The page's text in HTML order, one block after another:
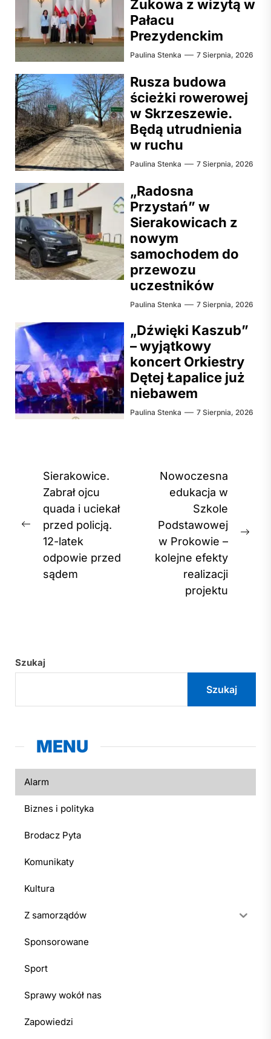
Żukowa z wizytą w
Pałacu
Prezydenckim
Paulina Stenka 7 Sierpnia, 2026
Rusza budowa
ścieżki rowerowej
w Skrzeszewie.
Będą utrudnienia
w ruchu
Paulina Stenka 7 Sierpnia, 2026
„Radosna
Przystań” w
Sierakowicach z
nowym
samochodem do
przewozu
uczestników
Paulina Stenka 7 Sierpnia, 2026
„Dźwięki Kaszub”
– wyjątkowy
koncert Orkiestry
Dętej Łapalice już
niebawem
Paulina Stenka 7 Sierpnia, 2026
Nawigacja
wpisu
Previous
post:
Sierakowice.
Zabrał ojcu
quada i uciekał
przed policją.
12-latek
odpowie przed
sądem
Nowoczesna
edukacja w
Szkole
Podstawowej
w Prokowie –
kolejne efekty
realizacji
projektu
Szukaj
Szukaj
MENU
Alarm
Biznes i polityka
Brodacz Pyta
Komunikaty
Kultura
Z samorządów
Sponsorowane
Sport
Sprawy wokół nas
Zapowiedzi